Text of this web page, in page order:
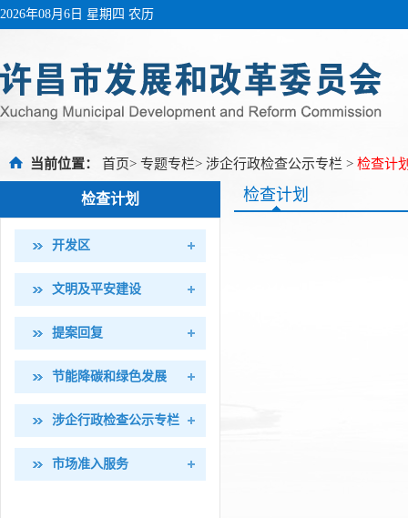
2026年08月6日 星期四 农历
当前位置： 首页> 专题专栏> 涉企行政检查公示专栏 > 检查计
检查计划
开发区
文明及平安建设
提案回复
节能降碳和绿色发展
涉企行政检查公示专栏
市场准入服务
检查计划